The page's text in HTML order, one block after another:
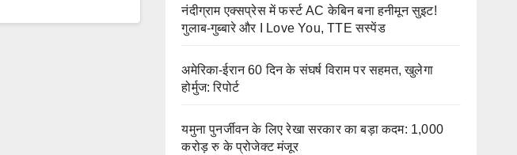
नंदीग्राम एक्सप्रेस में फर्स्ट AC केबिन बना हनीमून सुइट!
गुलाब-गुब्बारे और I Love You, TTE सस्पेंड
अमेरिका-ईरान 60 दिन के संघर्ष विराम पर सहमत, खुलेगा
होर्मुज: रिपोर्ट
यमुना पुनर्जीवन के लिए रेखा सरकार का बड़ा कदम: 1,000
करोड़ रु के प्रोजेक्ट मंजूर